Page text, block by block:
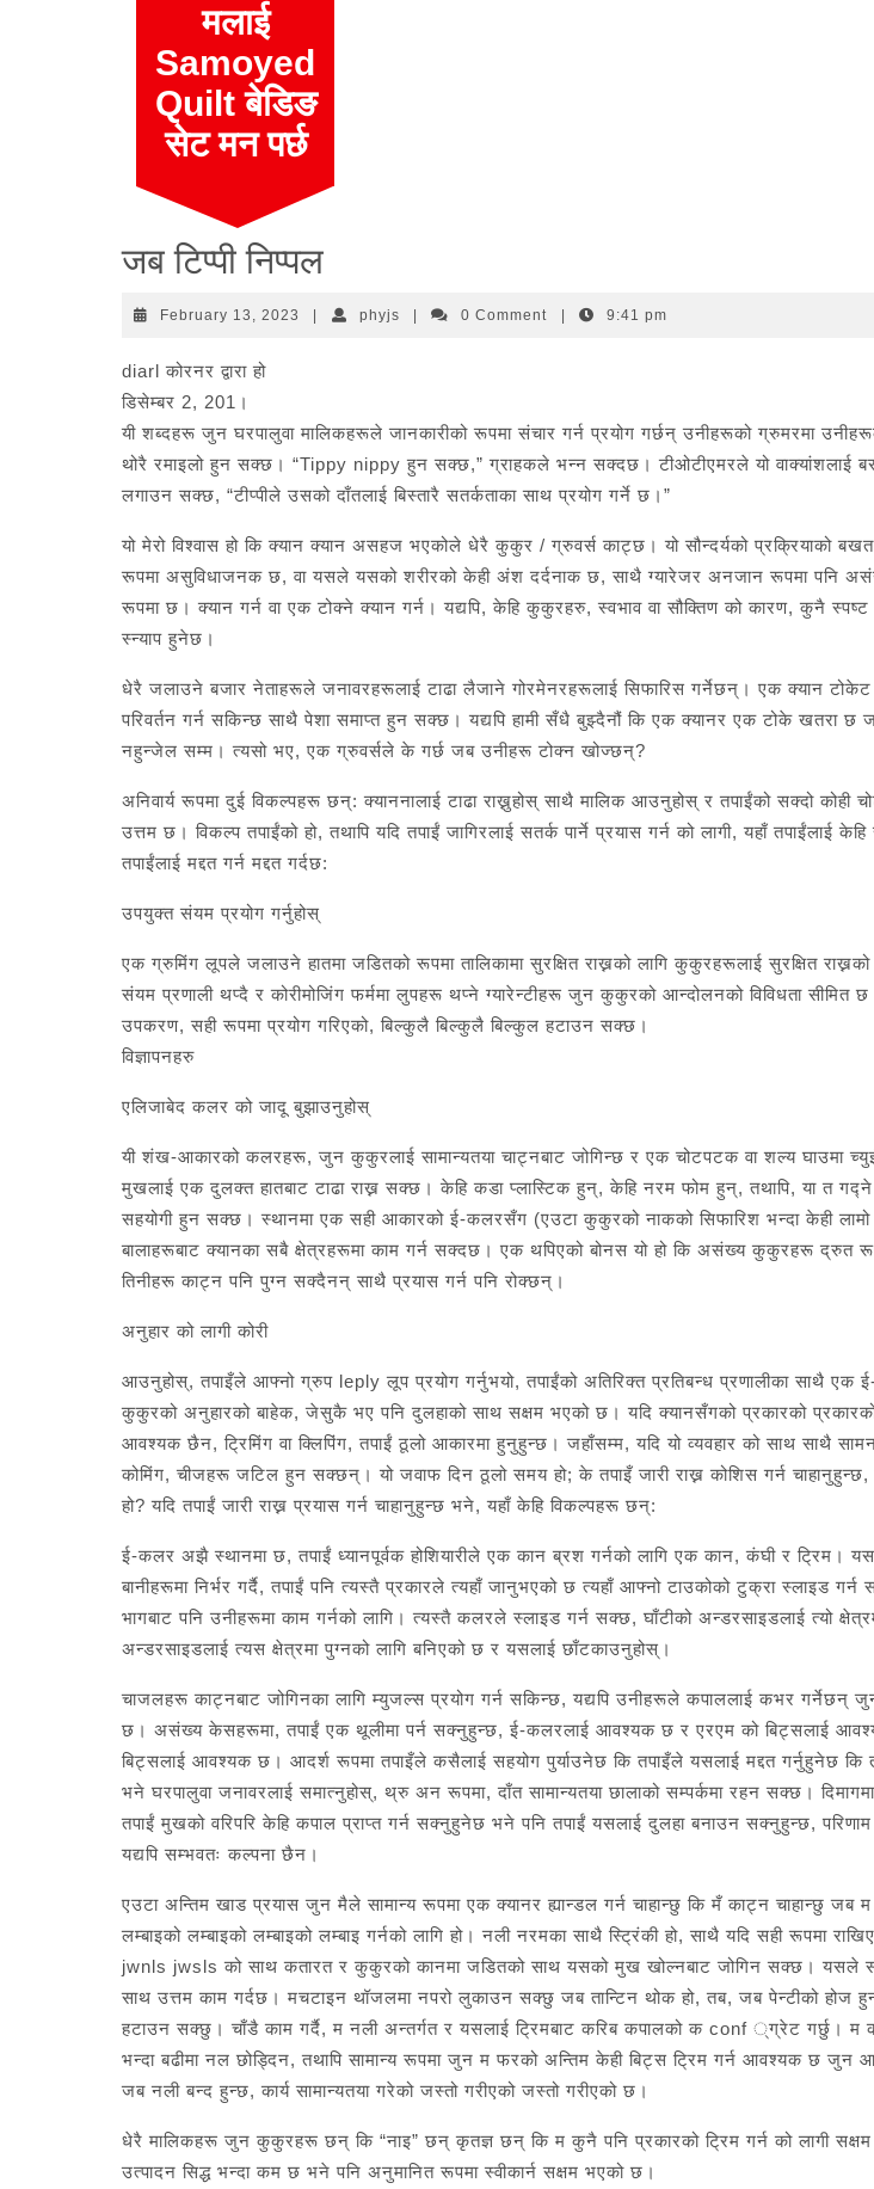
मलाई
Samoyed
Quilt बेडिङ
सेट मन पर्छ
जब टिप्पी निप्पल
February 13, 2023 Februaryphyjsphyjs 0 Comment 9:41 pm
diarl कोरनर द्वारा हो
डिसेम्बर 2, 201।
यी शब्दहरू जुन घरपालुवा मालिकहरूले जानकारीको रूपमा संचार गर्न प्रयोग गर्छन् उनीहरूको ग्रुमरमा
थोरै रमाइलो हुन सक्छ। “Tippy nippy हुन सक्छ,” ग्राहकले भन्न सक्दछ। टीओटीएमरले यो वाक्यांशलाई
लगाउन सक्छ, “टीप्पीले उसको दाँतलाई बिस्तारै सतर्कताका साथ प्रयोग गर्ने छ।”
यो मेरो विश्वास हो कि क्यान क्यान असहज भएकोले धेरै कुकुर / ग्रुवर्स काट्छ। यो सौन्दर्यको प्रक्रियाको
रूपमा असुविधाजनक छ, वा यसले यसको शरीरको केही अंश दर्दनाक छ, साथै ग्यारेजर अनजान रूपमा पनि
रूपमा छ। क्यान गर्न वा एक टोक्ने क्यान गर्न। यद्यपि, केहि कुकुरहरु, स्वभाव वा सौक्तिण को कारण, कुनै स्पष्ट
स्न्याप हुनेछ।
धेरै जलाउने बजार नेताहरूले जनावरहरूलाई टाढा लैजाने गोरमेनरहरूलाई सिफारिस गर्नेछन्। एक क्यान टोकेट
परिवर्तन गर्न सकिन्छ साथै पेशा समाप्त हुन सक्छ। यद्यपि हामी सँधै बुझ्दैनौं कि एक क्यानर एक टोके खतरा छ
नहुन्जेल सम्म। त्यसो भए, एक ग्रुवर्सले के गर्छ जब उनीहरू टोक्न खोज्छन्?
अनिवार्य रूपमा दुई विकल्पहरू छन्: क्याननालाई टाढा राख्नुहोस् साथै मालिक आउनुहोस् र तपाईंको सक्दो कोही
उत्तम छ। विकल्प तपाईंको हो, तथापि यदि तपाईं जागिरलाई सतर्क पार्ने प्रयास गर्न को लागी, यहाँ तपाईंलाई
तपाईंलाई मद्दत गर्न मद्दत गर्दछ:
उपयुक्त संयम प्रयोग गर्नुहोस्
एक ग्रुमिंग लूपले जलाउने हातमा जडितको रूपमा तालिकामा सुरक्षित राख्नको लागि कुकुरहरूलाई सुरक्षित राख्नको
संयम प्रणाली थप्दै र कोरीमोजिंग फर्ममा लुपहरू थप्ने ग्यारेन्टीहरू जुन कुकुरको आन्दोलनको विविधता सीमित
उपकरण, सही रूपमा प्रयोग गरिएको, बिल्कुलै बिल्कुलै बिल्कुल हटाउन सक्छ।
विज्ञापनहरु
एलिजाबेद कलर को जादू बुझाउनुहोस्
यी शंख-आकारको कलरहरू, जुन कुकुरलाई सामान्यतया चाट्नबाट जोगिन्छ र एक चोटपटक वा शल्य घाउमा
मुखलाई एक दुलक्त हातबाट टाढा राख्न सक्छ। केहि कडा प्लास्टिक हुन्, केहि नरम फोम हुन्, तथापि, या त गद्ने
सहयोगी हुन सक्छ। स्थानमा एक सही आकारको ई-कलरसँग (एउटा कुकुरको नाकको सिफारिश भन्दा केही
बालाहरूबाट क्यानका सबै क्षेत्रहरूमा काम गर्न सक्दछ। एक थपिएको बोनस यो हो कि असंख्य कुकुरहरू द्रुत
तिनीहरू काट्न पनि पुग्न सक्दैनन् साथै प्रयास गर्न पनि रोक्छन्।
अनुहार को लागी कोरी
आउनुहोस्, तपाइँले आफ्नो ग्रुप leply लूप प्रयोग गर्नुभयो, तपाईंको अतिरिक्त प्रतिबन्ध प्रणालीका साथै
कुकुरको अनुहारको बाहेक, जेसुकै भए पनि दुलहाको साथ सक्षम भएको छ। यदि क्यानसँगको प्रकारको
आवश्यक छैन, ट्रिमिंग वा क्लिपिंग, तपाईं ठूलो आकारमा हुनुहुन्छ। जहाँसम्म, यदि यो व्यवहार को साथ साथै
कोमिंग, चीजहरू जटिल हुन सक्छन्। यो जवाफ दिन ठूलो समय हो; के तपाइँ जारी राख्न कोशिस गर्न चाहानुहुन्छ,
हो? यदि तपाईं जारी राख्न प्रयास गर्न चाहानुहुन्छ भने, यहाँ केहि विकल्पहरू छन्:
ई-कलर अझै स्थानमा छ, तपाईं ध्यानपूर्वक होशियारीले एक कान ब्रश गर्नको लागि एक कान, कंघी र ट्रिम।
बानीहरूमा निर्भर गर्दै, तपाईं पनि त्यस्तै प्रकारले त्यहाँ जानुभएको छ त्यहाँ आफ्नो टाउकोको टुक्रा स्लाइड
भागबाट पनि उनीहरूमा काम गर्नको लागि। त्यस्तै कलरले स्लाइड गर्न सक्छ, घाँटीको अन्डरसाइडलाई त्यो
अन्डरसाइडलाई त्यस क्षेत्रमा पुग्नको लागि बनिएको छ र यसलाई छाँटकाउनुहोस्।
चाजलहरू काट्नबाट जोगिनका लागि म्युजल्स प्रयोग गर्न सकिन्छ, यद्यपि उनीहरूले कपाललाई कभर गर्नेछन्
छ। असंख्य केसहरूमा, तपाईं एक थूलीमा पर्न सक्नुहुन्छ, ई-कलरलाई आवश्यक छ र एरएम को बिट्सलाई
बिट्सलाई आवश्यक छ। आदर्श रूपमा तपाइँले कसैलाई सहयोग पुर्याउनेछ कि तपाइँले यसलाई मद्दत गर्नुहुनेछ कि
भने घरपालुवा जनावरलाई समात्नुहोस्, थ्रु अन रूपमा, दाँत सामान्यतया छालाको सम्पर्कमा रहन सक्छ। दिमागमा
तपाईं मुखको वरिपरि केहि कपाल प्राप्त गर्न सक्नुहुनेछ भने पनि तपाईं यसलाई दुलहा बनाउन सक्नुहुन्छ,
यद्यपि सम्भवतः कल्पना छैन।
एउटा अन्तिम खाड प्रयास जुन मैले सामान्य रूपमा एक क्यानर ह्यान्डल गर्न चाहान्छु कि मँ काट्न चाहान्छु जब
लम्बाइको लम्बाइको लम्बाइको लम्बाइ गर्नको लागि हो। नली नरमका साथै स्ट्रिंकी हो, साथै यदि सही रूपमा
jwnls jwsls को साथ कतारत र कुकुरको कानमा जडितको साथ यसको मुख खोल्नबाट जोगिन सक्छ। यसले
साथ उत्तम काम गर्दछ। मचटाइन थॉजलमा नपरो लुकाउन सक्छु जब तान्टिन थोक हो, तब, जब पेन्टीको
हटाउन सक्छु। चाँडै काम गर्दै, म नली अन्तर्गत र यसलाई ट्रिमबाट करिब कपालको क conf ्ग्रेट गर्छु। म
भन्दा बढीमा नल छोड्दिन, तथापि सामान्य रूपमा जुन म फरको अन्तिम केही बिट्स ट्रिम गर्न आवश्यक छ जुन
जब नली बन्द हुन्छ, कार्य सामान्यतया गरेको जस्तो गरीएको जस्तो गरीएको छ।
धेरै मालिकहरू जुन कुकुरहरू छन् कि “नाइ” छन् कृतज्ञ छन् कि म कुनै पनि प्रकारको ट्रिम गर्न को लागी
उत्पादन सिद्ध भन्दा कम छ भने पनि अनुमानित रूपमा स्वीकार्न सक्षम भएको छ।